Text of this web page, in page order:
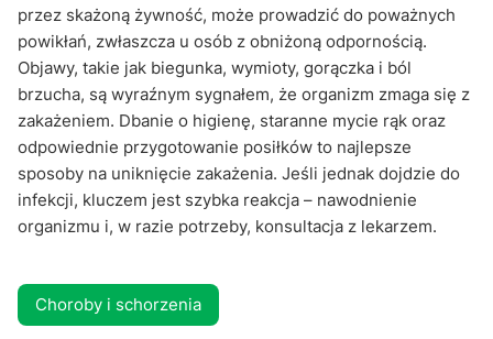
przez skażoną żywność, może prowadzić do poważnych
powikłań, zwłaszcza u osób z obniżoną odpornością.
Objawy, takie jak biegunka, wymioty, gorączka i ból
brzucha, są wyraźnym sygnałem, że organizm zmaga się z
zakażeniem. Dbanie o higienę, staranne mycie rąk oraz
odpowiednie przygotowanie posiłków to najlepsze
sposoby na uniknięcie zakażenia. Jeśli jednak dojdzie do
infekcji, kluczem jest szybka reakcja – nawodnienie
organizmu i, w razie potrzeby, konsultacja z lekarzem.
Choroby i schorzenia